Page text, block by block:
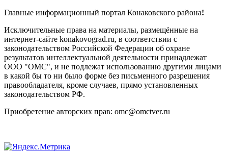
Главные информационный портал Конаковского района!
Исключительные права на материалы, размещённые на
интернет-сайте konakovograd.ru, в соответствии с
законодательством Российской Федерации об охране
результатов интеллектуальной деятельности принадлежат
ООО "ОМС", и не подлежат использованию другими лицами
в какой бы то ни было форме без письменного разрешения
правообладателя, кроме случаев, прямо установленных
законодательством РФ.
Приобретение авторских прав: omc@omctver.ru